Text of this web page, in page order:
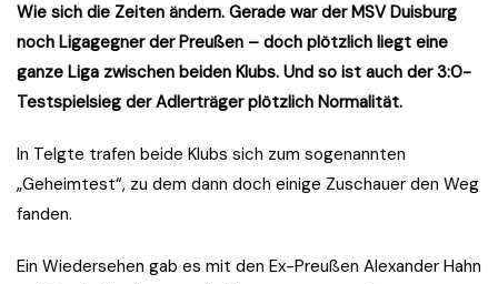
Wie sich die Zeiten ändern. Gerade war der MSV Duisburg
noch Ligagegner der Preußen – doch plötzlich liegt eine
ganze Liga zwischen beiden Klubs. Und so ist auch der 3:0-
Testspielsieg der Adlerträger plötzlich Normalität.
In Telgte trafen beide Klubs sich zum sogenannten
„Geheimtest“, zu dem dann doch einige Zuschauer den Weg
fanden.
Ein Wiedersehen gab es mit den Ex-Preußen Alexander Hahn